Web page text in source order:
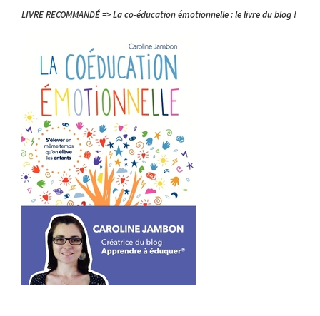
LIVRE RECOMMANDÉ => La co-éducation émotionnelle : le livre du blog !